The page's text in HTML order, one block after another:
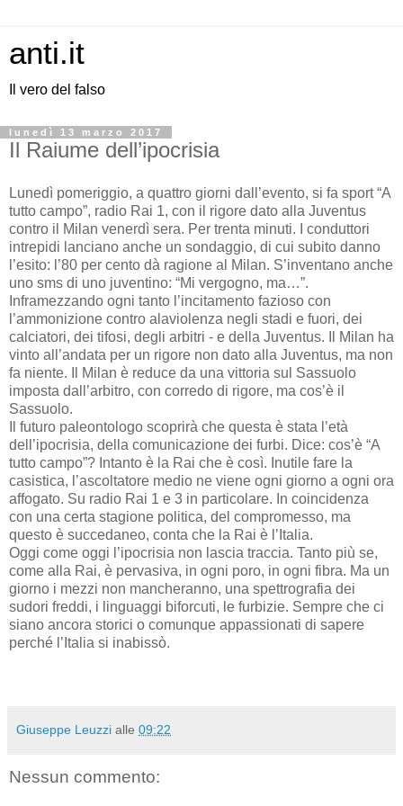
anti.it
Il vero del falso
lunedì 13 marzo 2017
Il Raiume dell’ipocrisia
Lunedì pomeriggio, a quattro giorni dall’evento, si fa sport “A
tutto campo”, radio Rai 1, con il rigore dato alla Juventus
contro il Milan venerdì sera. Per trenta minuti. I conduttori
intrepidi lanciano anche un sondaggio, di cui subito danno
l’esito: l’80 per cento dà ragione al Milan. S’inventano anche
uno sms di uno juventino: “Mi vergogno, ma…”.
Inframezzando ogni tanto l’incitamento fazioso con
l’ammonizione contro alaviolenza negli stadi e fuori, dei
calciatori, dei tifosi, degli arbitri - e della Juventus. Il Milan ha
vinto all’andata per un rigore non dato alla Juventus, ma non
fa niente. Il Milan è reduce da una vittoria sul Sassuolo
imposta dall’arbitro, con corredo di rigore, ma cos’è il
Sassuolo.
Il futuro paleontologo scoprirà che questa è stata l’età
dell’ipocrisia, della comunicazione dei furbi. Dice: cos’è “A
tutto campo”? Intanto è la Rai che è così. Inutile fare la
casistica, l’ascoltatore medio ne viene ogni giorno a ogni ora
affogato. Su radio Rai 1 e 3 in particolare. In coincidenza
con una certa stagione politica, del compromesso, ma
questo è succedaneo, conta che la Rai è l’Italia.
Oggi come oggi l’ipocrisia non lascia traccia. Tanto più se,
come alla Rai, è pervasiva, in ogni poro, in ogni fibra. Ma un
giorno i mezzi non mancheranno, una spettrografia dei
sudori freddi, i linguaggi biforcuti, le furbizie. Sempre che ci
siano ancora storici o comunque appassionati di sapere
perché l’Italia si inabissò.
Giuseppe Leuzzi alle 09:22
Nessun commento: